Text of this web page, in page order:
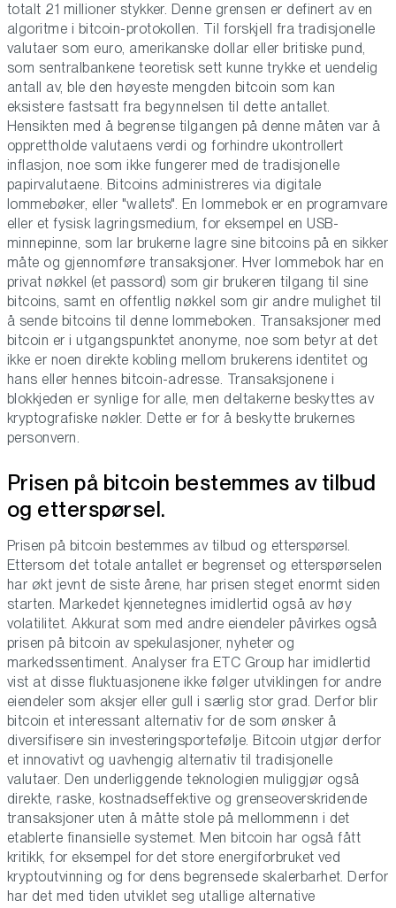
totalt 21 millioner stykker. Denne grensen er definert av en
algoritme i bitcoin-protokollen. Til forskjell fra tradisjonelle
valutaer som euro, amerikanske dollar eller britiske pund,
som sentralbankene teoretisk sett kunne trykke et uendelig
antall av, ble den høyeste mengden bitcoin som kan
eksistere fastsatt fra begynnelsen til dette antallet.
Hensikten med å begrense tilgangen på denne måten var å
opprettholde valutaens verdi og forhindre ukontrollert
inflasjon, noe som ikke fungerer med de tradisjonelle
papirvalutaene. Bitcoins administreres via digitale
lommebøker, eller "wallets". En lommebok er en programvare
eller et fysisk lagringsmedium, for eksempel en USB-
minnepinne, som lar brukerne lagre sine bitcoins på en sikker
måte og gjennomføre transaksjoner. Hver lommebok har en
privat nøkkel (et passord) som gir brukeren tilgang til sine
bitcoins, samt en offentlig nøkkel som gir andre mulighet til
å sende bitcoins til denne lommeboken. Transaksjoner med
bitcoin er i utgangspunktet anonyme, noe som betyr at det
ikke er noen direkte kobling mellom brukerens identitet og
hans eller hennes bitcoin-adresse. Transaksjonene i
blokkjeden er synlige for alle, men deltakerne beskyttes av
kryptografiske nøkler. Dette er for å beskytte brukernes
personvern.
Prisen på bitcoin bestemmes av tilbud
og etterspørsel.
Prisen på bitcoin bestemmes av tilbud og etterspørsel.
Ettersom det totale antallet er begrenset og etterspørselen
har økt jevnt de siste årene, har prisen steget enormt siden
starten. Markedet kjennetegnes imidlertid også av høy
volatilitet. Akkurat som med andre eiendeler påvirkes også
prisen på bitcoin av spekulasjoner, nyheter og
markedssentiment. Analyser fra ETC Group har imidlertid
vist at disse fluktuasjonene ikke følger utviklingen for andre
eiendeler som aksjer eller gull i særlig stor grad. Derfor blir
bitcoin et interessant alternativ for de som ønsker å
diversifisere sin investeringsportefølje. Bitcoin utgjør derfor
et innovativt og uavhengig alternativ til tradisjonelle
valutaer. Den underliggende teknologien muliggjør også
direkte, raske, kostnadseffektive og grenseoverskridende
transaksjoner uten å måtte stole på mellommenn i det
etablerte finansielle systemet. Men bitcoin har også fått
kritikk, for eksempel for det store energiforbruket ved
kryptoutvinning og for dens begrensede skalerbarhet. Derfor
har det med tiden utviklet seg utallige alternative